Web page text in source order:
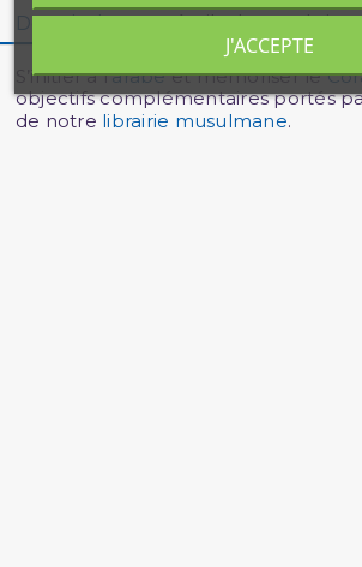
Description Détails du produit
S’initier à l’arabeet mémoriser le
objectifs complémentaires portés
de notre librairie musulmane.
J'ACCEPTE